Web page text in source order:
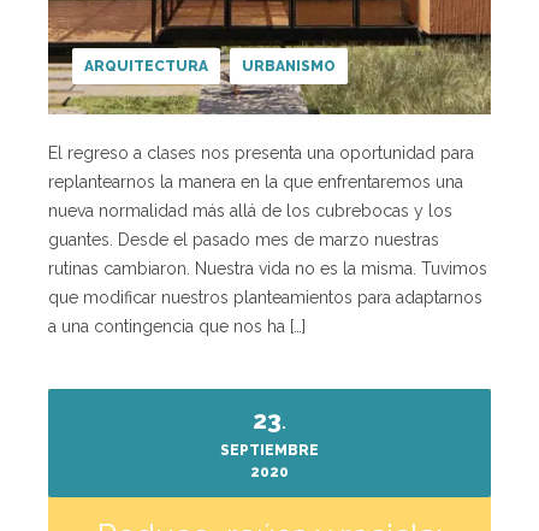
ARQUITECTURA URBANISMO
El regreso a clases nos presenta una oportunidad para
replantearnos la manera en la que enfrentaremos una
nueva normalidad más allá de los cubrebocas y los
guantes. Desde el pasado mes de marzo nuestras
rutinas cambiaron. Nuestra vida no es la misma. Tuvimos
que modificar nuestros planteamientos para adaptarnos
a una contingencia que nos ha […]
23.
SEPTIEMBRE
2020